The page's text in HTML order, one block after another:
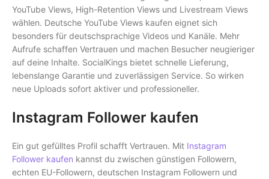
YouTube Views, High-Retention Views und Livestream Views
wählen. Deutsche YouTube Views kaufen eignet sich
besonders für deutschsprachige Videos und Kanäle. Mehr
Aufrufe schaffen Vertrauen und machen Besucher neugieriger
auf deine Inhalte. SocialKings bietet schnelle Lieferung,
lebenslange Garantie und zuverlässigen Service. So wirken
neue Uploads sofort aktiver und professioneller.
Instagram Follower kaufen
Ein gut gefülltes Profil schafft Vertrauen. Mit Instagram
Follower kaufen kannst du zwischen günstigen Followern,
echten EU-Followern, deutschen Instagram Followern und